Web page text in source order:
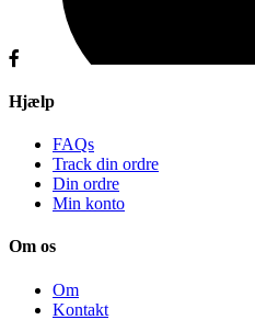
Hjælp
FAQs
Track din ordre
Din ordre
Min konto
Om os
Om
Kontakt